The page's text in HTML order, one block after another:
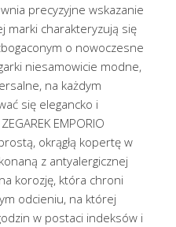
precyzyjne wskazanie
marki charakteryzują się
o nowoczesne
niesamowicie modne,
na każdym
się elegancko i
EMPORIO
okrągłą kopertę w
z antyalergicznej
korozję, która chroni
odcieniu, na której
w postaci indeksów i